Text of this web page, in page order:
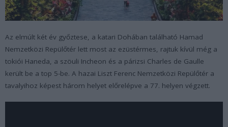
Az elmúlt két év győztese, a katari Dohában található Hamad
Nemzetközi Repülőtér lett most az ezüstérmes, rajtuk kívül még a
tokiói Haneda, a szöuli Incheon és a párizsi Charles de Gaulle
került be a top 5-be. A hazai Liszt Ferenc Nemzetközi Repülőtér a
tavalyihoz képest három helyet előrelépve a 77. helyen végzett.